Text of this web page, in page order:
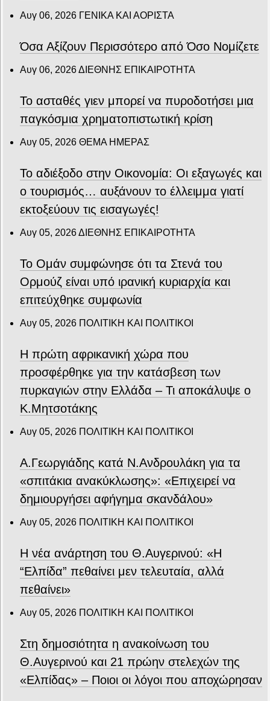
Αυγ 06, 2026 ΓΕΝΙΚΑ ΚΑΙ ΑΟΡΙΣΤΑ
Όσα Αξίζουν Περισσότερο από Όσο Νομίζετε
Αυγ 06, 2026ΔΙΕΘΝΗΣ ΕΠΙΚΑΙΡΟΤΗΤΑ
Το ασταθές γιεν μπορεί να πυροδοτήσει μια
παγκόσμια χρηματοπιστωτική κρίση
Αυγ 05, 2026 ΘΕΜΑ ΗΜΕΡΑΣ
Το αδιέξοδο στην Οικονομία: Οι εξαγωγές και
ο τουρισμός… αυξάνουν το έλλειμμα γιατί
εκτοξεύουν τις εισαγωγές!
Αυγ 05, 2026ΔΙΕΘΝΗΣ ΕΠΙΚΑΙΡΟΤΗΤΑ
Το Ομάν συμφώνησε ότι τα Στενά του
Ορμούζ είναι υπό ιρανική κυριαρχία και
επιτεύχθηκε συμφωνία
Αυγ 05, 2026 ΠΟΛΙΤΙΚΗ ΚΑΙ ΠΟΛΙΤΙΚΟΙ
Η πρώτη αφρικανική χώρα που
προσφέρθηκε για την κατάσβεση των
πυρκαγιών στην Ελλάδα – Τι αποκάλυψε ο
Κ.Μητσοτάκης
Αυγ 05, 2026 ΠΟΛΙΤΙΚΗ ΚΑΙ ΠΟΛΙΤΙΚΟΙ
Α.Γεωργιάδης κατά Ν.Ανδρουλάκη για τα
«σπιτάκια ανακύκλωσης»: «Επιχειρεί να
δημιουργήσει αφήγημα σκανδάλου»
Αυγ 05, 2026 ΠΟΛΙΤΙΚΗ ΚΑΙ ΠΟΛΙΤΙΚΟΙ
Η νέα ανάρτηση του Θ.Αυγερινού: «Η
“Ελπίδα” πεθαίνει μεν τελευταία, αλλά
πεθαίνει»
Αυγ 05, 2026 ΠΟΛΙΤΙΚΗ ΚΑΙ ΠΟΛΙΤΙΚΟΙ
Στη δημοσιότητα η ανακοίνωση του
Θ.Αυγερινού και 21 πρώην στελεχών της
«Ελπίδας» – Ποιοι οι λόγοι που αποχώρησαν